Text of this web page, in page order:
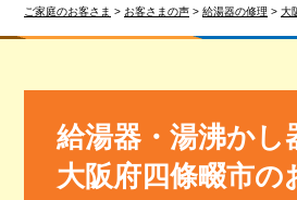
ご家庭のお客さま > お客さまの声 > 給湯器の修理 > 大
給湯器・湯沸かし
大阪府四條畷市の